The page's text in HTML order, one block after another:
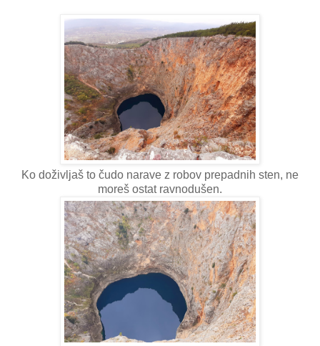
Ko doživljaš to čudo narave z robov prepadnih sten, ne
moreš ostat ravnodušen.